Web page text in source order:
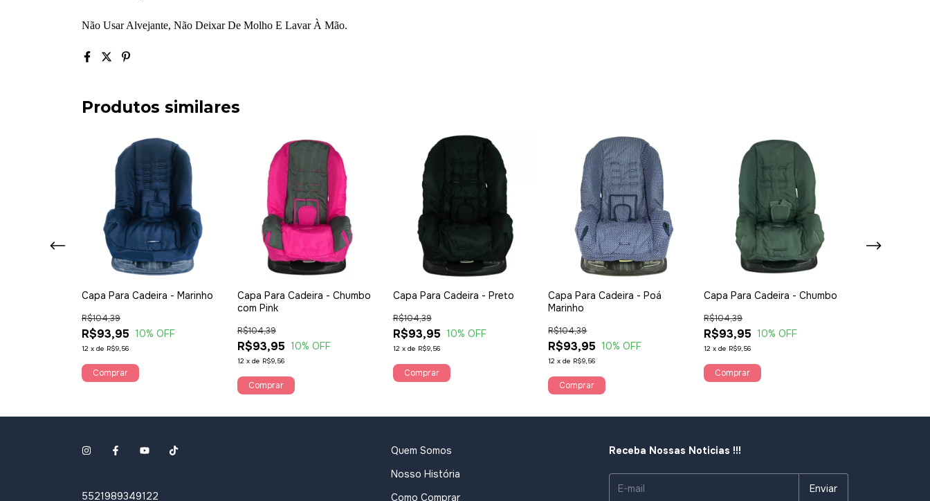
Não Usar Alvejante, Não Deixar De Molho E Lavar À Mão.
Produtos similares
Capa Para Cadeira - Marinho
R$93,95
R$104,39
10% OFF
12 x de R$9,56
Comprar
Capa Para Cadeira - Chumbo
com Pink
R$93,95
R$104,39
10% OFF
12 x de R$9,56
Comprar
Capa Para Cadeira - Preto
R$93,95
R$104,39
10% OFF
12 x de R$9,56
Comprar
Capa Para Cadeira - Poá
Marinho
R$93,95
R$104,39
10% OFF
12 xde R$9,56
Comprar
Capa Para Cadeira - Chumbo
R$93,95
R$104,39
10% OFF
12 xde R$9,56
Comprar
5521989349122
Quem Somos
Nosso História
Como Comprar
Receba Nossas Noticias !!!